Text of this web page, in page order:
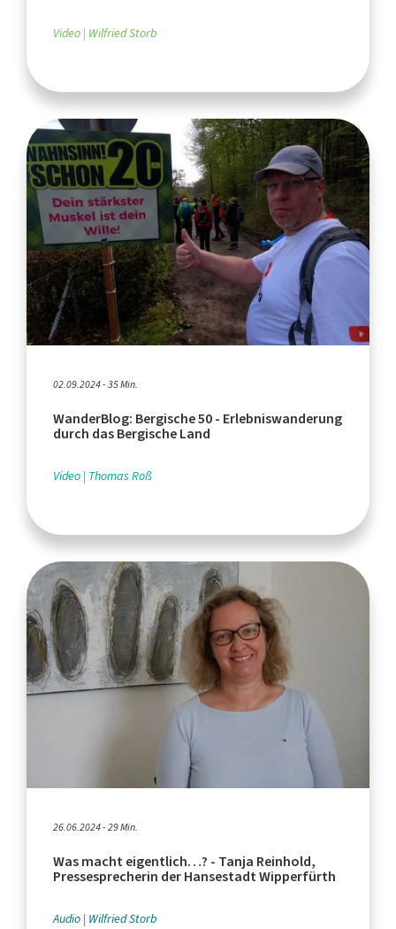
Video Wilfried Storb
02.09.2024 - 35 Min.
WanderBlog: Bergische 50 - Erlebniswanderung
durch das Bergische Land
Video Thomas Roß
26.06.2024 - 29 Min.
Was macht eigentlich…? - Tanja Reinhold,
Pressesprecherin der Hansestadt Wipperfürth
Audio Wilfried Storb